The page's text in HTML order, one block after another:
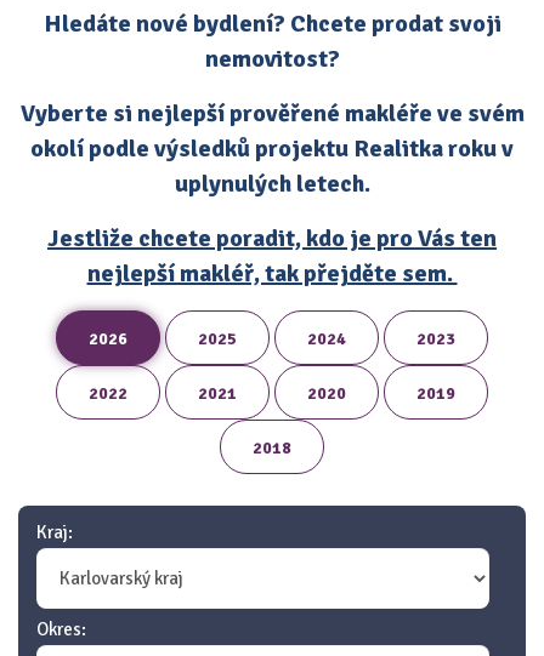
Hledáte nové bydlení? Chcete prodat svoji
nemovitost?
Vyberte si nejlepší prověřené makléře ve svém
okolí podle výsledků projektu Realitka roku v
uplynulých letech.
Jestliže chcete poradit, kdo je pro Vás ten
nejlepší makléř, tak přejděte sem.
2026 2025 2024 2023
2022 2021 2020 2019
2018
Kraj:
Okres: